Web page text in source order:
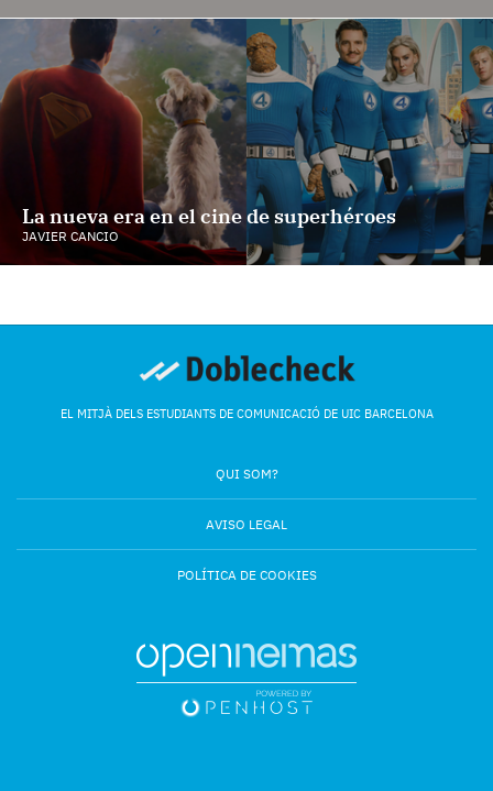
La nueva era en el cine de superhéroes
JAVIER CANCIO
EL MITJÀ DELS ESTUDIANTS DE COMUNICACIÓ DE UIC BARCELONA
QUI SOM?
AVISO LEGAL
POLÍTICA DE COOKIES